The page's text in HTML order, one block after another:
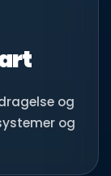
og
og